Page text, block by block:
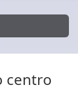
centro